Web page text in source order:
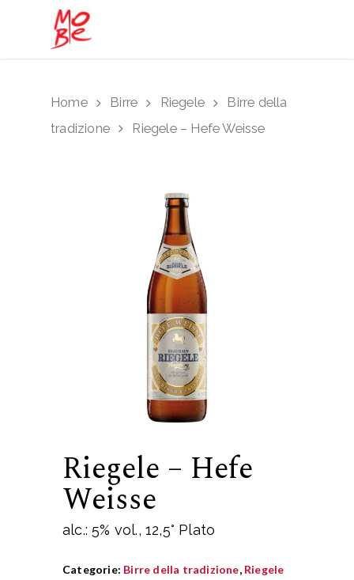
Hit enter to search or ESC to close
Home Birre Riegele
Birre della
tradizione
Riegele – Hefe Weisse
Riegele – Hefe
Weisse
alc.: 5% vol., 12,5° Plato
Categorie: Birre della tradizione, Riegele